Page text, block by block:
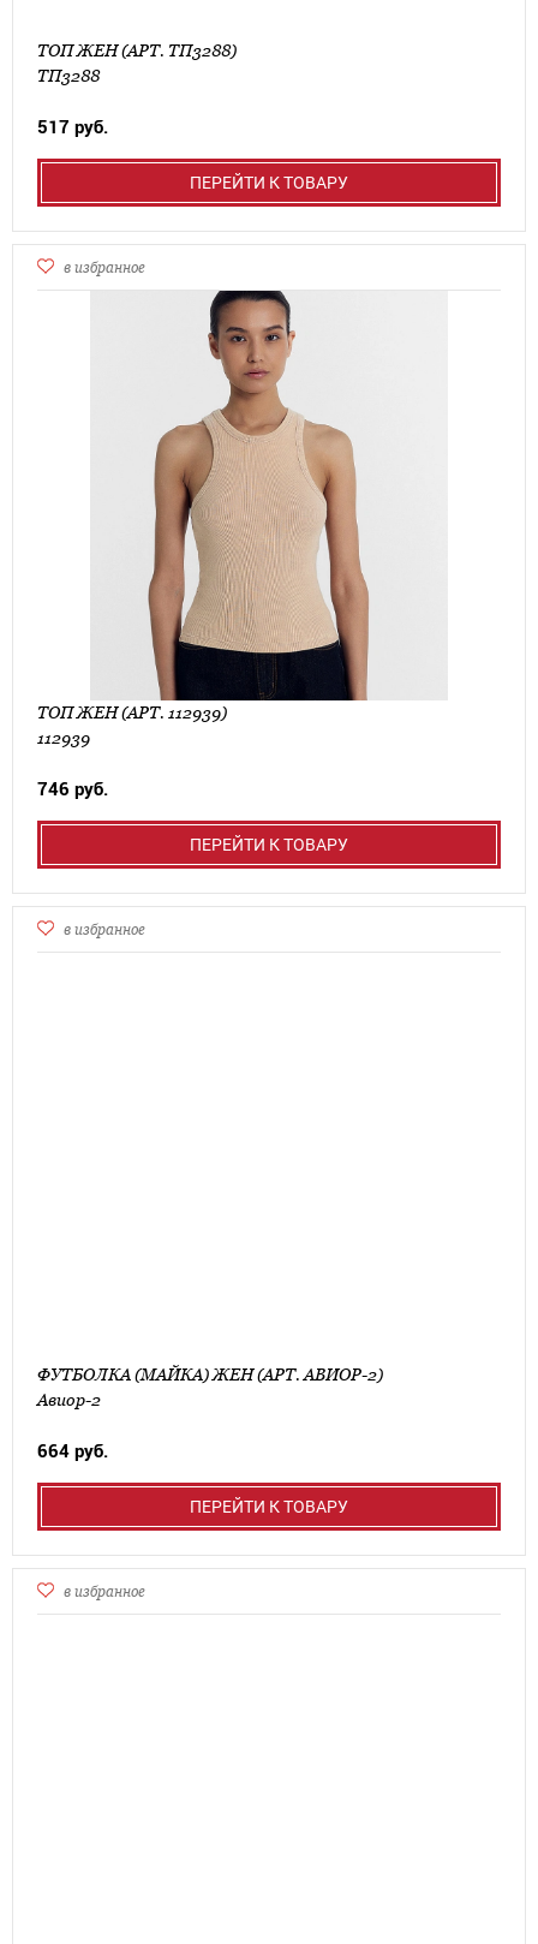
ТОП ЖЕН (АРТ. ТП3288)
ТП3288
517 руб.
ПЕРЕЙТИ К ТОВАРУ
в избранное
ТОП ЖЕН (АРТ. 112939)
112939
746 руб.
ПЕРЕЙТИ К ТОВАРУ
в избранное
ФУТБОЛКА (МАЙКА) ЖЕН (АРТ. АВИОР-2)
Авиор-2
664 руб.
ПЕРЕЙТИ К ТОВАРУ
в избранное